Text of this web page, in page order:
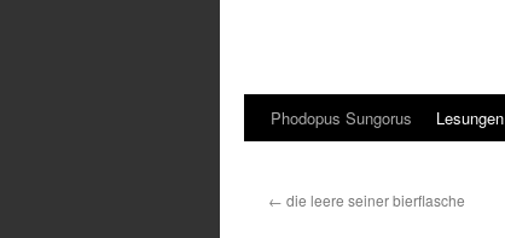
Springe
Inhalt
Phodopus Sungorus Lesungen
← die leere seiner bierflasche